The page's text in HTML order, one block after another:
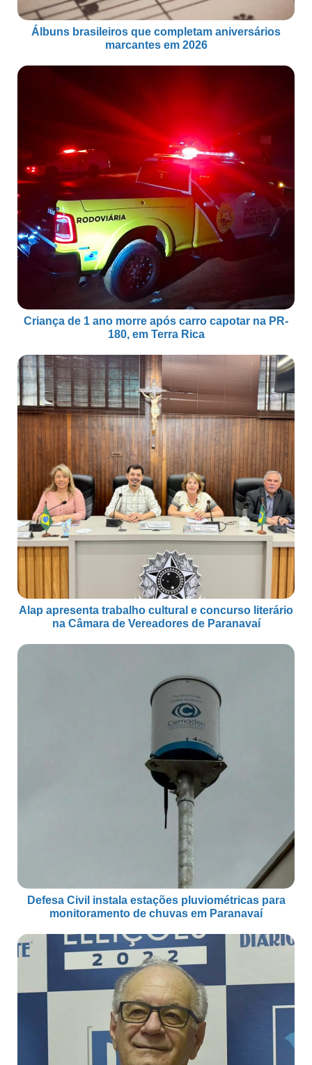
Álbuns brasileiros que completam aniversários
marcantes em 2026
Criança de 1 ano morre após carro capotar na PR-
180, em Terra Rica
Alap apresenta trabalho cultural e concurso literário
na Câmara de Vereadores de Paranavaí
Defesa Civil instala estações pluviométricas para
monitoramento de chuvas em Paranavaí